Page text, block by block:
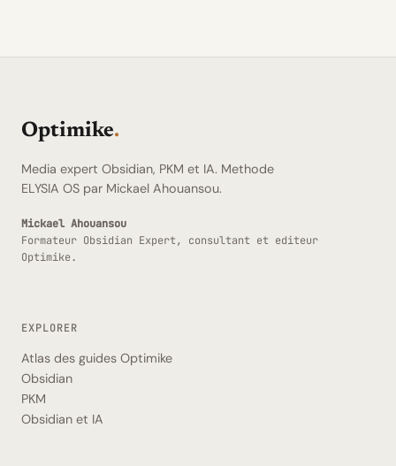
Optimike.
Media expert Obsidian, PKM et IA. Methode
ELYSIA OS par Mickael Ahouansou.
Mickael Ahouansou
Formateur Obsidian Expert, consultant et editeur
Optimike.
EXPLORER
Atlas des guides Optimike
Obsidian
PKM
Obsidian et IA